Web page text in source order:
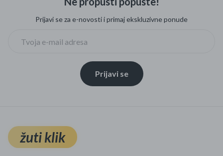
Prijavi se za e-novosti i primaj ekskluzivne ponude
Prijavi se
žuti klik